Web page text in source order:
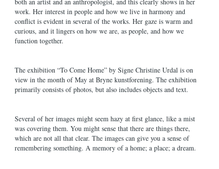
work. Her interest in people and how we live in harmony and
conflict is evident in several of the works. Her gaze is warm and
curious, and it lingers on how we are, as people, and how we
function together.
The exhibition “To Come Home” by Signe Christine Urdal is on
view in the month of May at Bryne kunstforening. The exhibition
primarily consists of photos, but also includes objects and text.
Several of her images might seem hazy at first glance, like a mist
was covering them. You might sense that there are things there,
which are not all that clear. The images can give you a sense of
remembering something. A memory of a home; a place; a dream.